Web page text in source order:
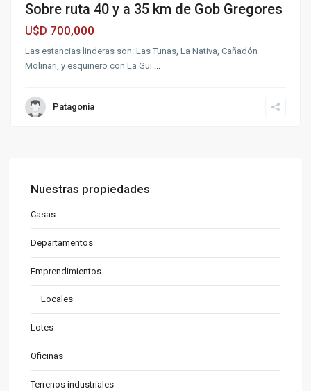
Sobre ruta 40 y a 35 km de Gob Gregores
U$D 700,000
Las estancias linderas son: Las Tunas, La Nativa, Cañadón
Molinari, y esquinero con La Gui ...
Patagonia
Nuestras propiedades
Casas
Departamentos
Emprendimientos
Locales
Lotes
Oficinas
Terrenos industriales